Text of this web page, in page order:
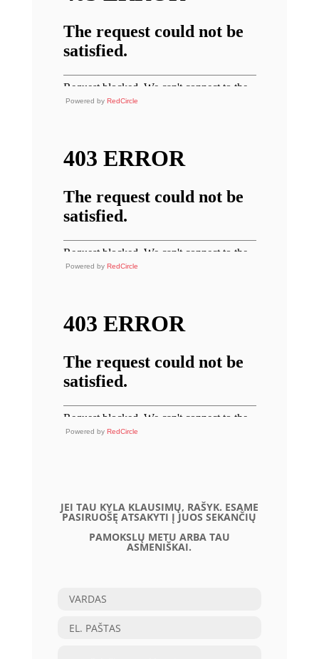
Powered by RedCircle
Powered by RedCircle
Powered by RedCircle
JEI TAU KYLA KLAUSIMŲ, RAŠYK. ESAME
PASIRUOŠĘ ATSAKYTI Į JUOS SEKANČIŲ
PAMOKSLŲ METU ARBA TAU
ASMENIŠKAI.